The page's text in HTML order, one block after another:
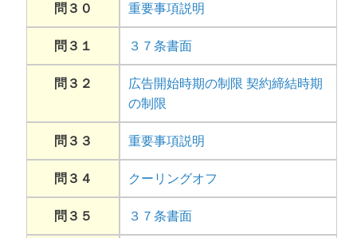
問３０ 重要事項説明
問３１ ３７条書面
問３２
広告開始時期の制限 契約締結時期
の制限
問３３ 重要事項説明
問３４ クーリングオフ
問３５ ３７条書面